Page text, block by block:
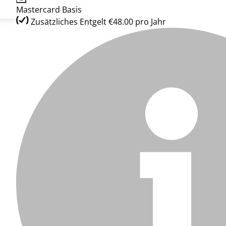
Mastercard Basis
Zusätzliches Entgelt €48.00 pro Jahr